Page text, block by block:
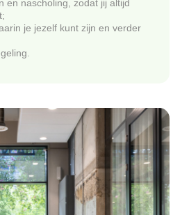
en nascholing, zodat jij altijd
je jezelf kunt zijn en verder